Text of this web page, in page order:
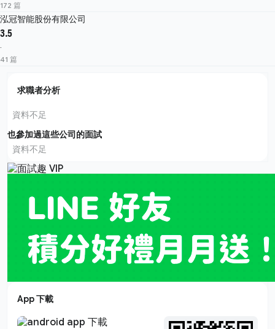
172 篇
泓冠智能股份有限公司
3.5
·
41 篇
求職者分析
資料不足
也參加過這些公司的面試
資料不足
App 下載